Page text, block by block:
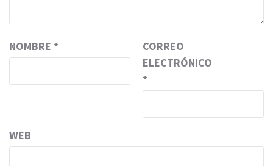
NOMBRE *
CORREO
ELECTRÓNICO
*
WEB